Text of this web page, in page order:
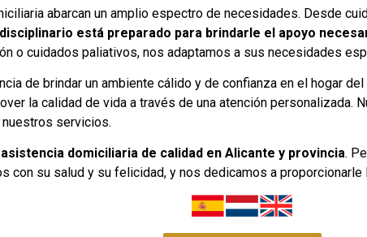
abarcan un amplio espectro de necesidades. Desde
está preparado para brindarle el apoyo
o cuidados paliativos, nos adaptamos a sus necesidades
de brindar un ambiente cálido y de confianza en el hogar
la calidad de vida a través de una atención personalizada.
servicios.
domiciliaria de calidad en Alicante y provincia.
con su salud y su felicidad, y nos dedicamos a proporcionarle